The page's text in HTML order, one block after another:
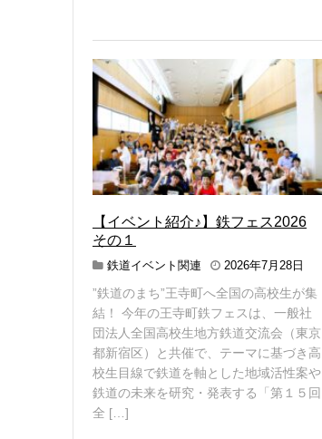
【イベント紹介♪】鉄フェス2026
その１
鉄道イベント関連 2026年7月28日
2
6
年
8
月
6
日
”鉄道のまち”王寺町へ全国の高校生が集
結！ 今年の王寺町鉄フェスは、一般社
団法人全国高校生地方鉄道交流会（東京
都新宿区）と共催で、テーマに基づき高
校生目線で鉄道を軸とした地域活性案や
鉄道の未来を研究・発表する「第１５回
全 […]